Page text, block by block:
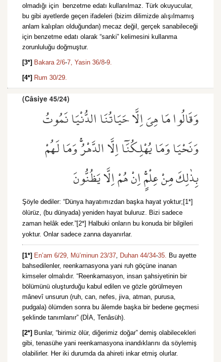
olmadığı için benzetme edatı kullanılmaz. Türk okuyucular,
bu gibi ayetlerde geçen ifadeleri (bizim dilimizde alışılmamış
anlam kalıpları olduğundan) mecaz değil, gerçek sanabileceği
için benzetme edatı olarak “sanki” kelimesini kullanma
zorunluluğu doğmuştur.
[3*] Bakara 2/6-7, Yasin 36/8-9.
[4*] Rum 30/29.
(Câsiye 45/24)
وَقَالُوا مَا هِيَ اِلَّا حَيَاتُنَا الدُّنْيَا نَمُوتُ
وَنَحْيَا وَمَا يُهْلِكُنَٓا اِلَّا الدَّهْرُۚ وَمَا لَهُمْ
بِذٰلِكَ مِنْ عِلْمٍۚ اِنْ هُمْ اِلَّا يَظُنُّونَ
Şöyle dediler: “Dünya hayatımızdan başka hayat yoktur;[1*]
ölürüz, (bu dünyada) yeniden hayat buluruz. Bizi sadece
zaman helâk eder.”[2*] Halbuki onların bu konuda bir bilgileri
yoktur. Onlar sadece zanna dayanırlar.
[1*] En’am 6/29, Mü’minun 23/37, Duhan 44/34-35. Bu ayette
bahsedilenler, reenkarnasyona yani ruh göçüne inanan
kimseler olmalıdır. “Reenkarnasyon, insan şahsiyetinin bir
bölümünü oluşturduğu kabul edilen ve gözle görülmeyen
mânevî unsurun (ruh, can, nefes, jiva, atman, purusa,
pudgala) ölümden sonra bu âlemde başka bir bedene geçmesi
şeklinde tanımlanır” (DİA, Tenâsüh).
[2*] Bunlar, “birimiz ölür, diğerimiz doğar” demiş olabilecekleri
gibi, tenasühe yani reenkarnasyona inandıklarını da söylemiş
olabilirler. Her iki durumda da ahireti inkar etmiş olurlar.